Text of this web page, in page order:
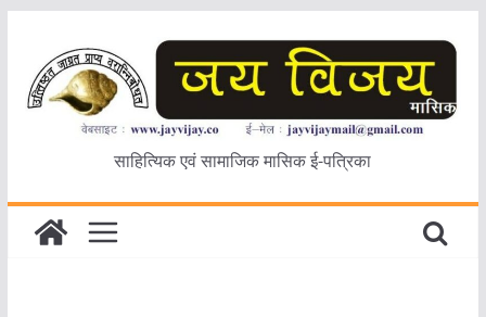
content
साहित्यिक एवं सामाजिक मासिक ई-पत्रिका